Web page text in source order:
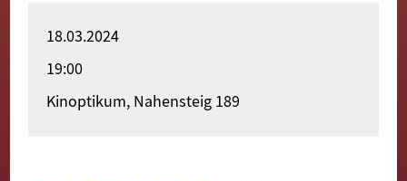
Bun Zi
18.03.2024
19:00
Kinoptikum, Nahensteig 189